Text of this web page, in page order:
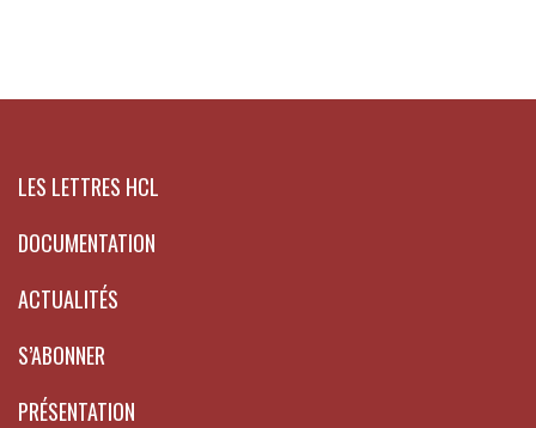
LES LETTRES HCL
DOCUMENTATION
ACTUALITÉS
S’ABONNER
PRÉSENTATION